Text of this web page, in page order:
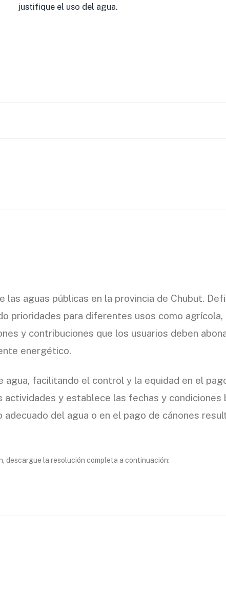
justifique el uso del agua.
aguas públicas en la provincia de Chubut.
prioridades para diferentes usos como
y contribuciones que los usuarios deben
energético.
facilitando el control y la equidad en el
y establece las fechas y condiciones
del agua o en el pago de cánones
descargue la resolución completa a continuación: